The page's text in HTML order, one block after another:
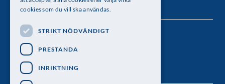
Följ oss
cookies som du vill ska användas.
STRIKT NÖDVÄNDIGT
PRESTANDA
INRIKTNING